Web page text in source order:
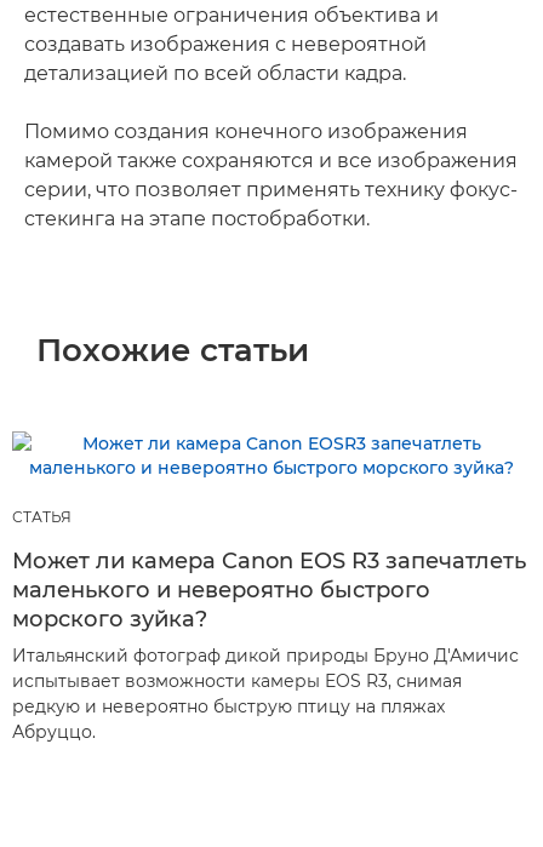
естественные ограничения объектива и
создавать изображения с невероятной
детализацией по всей области кадра.
Помимо создания конечного изображения
камерой также сохраняются и все изображения
серии, что позволяет применять технику фокус-
стекинга на этапе постобработки.
Похожие статьи
СТАТЬЯ
Может ли камера Canon EOS R3 запечатлеть
маленького и невероятно быстрого
морского зуйка?
Итальянский фотограф дикой природы Бруно Д'Амичис
испытывает возможности камеры EOS R3, снимая
редкую и невероятно быструю птицу на пляжах
Абруццо.